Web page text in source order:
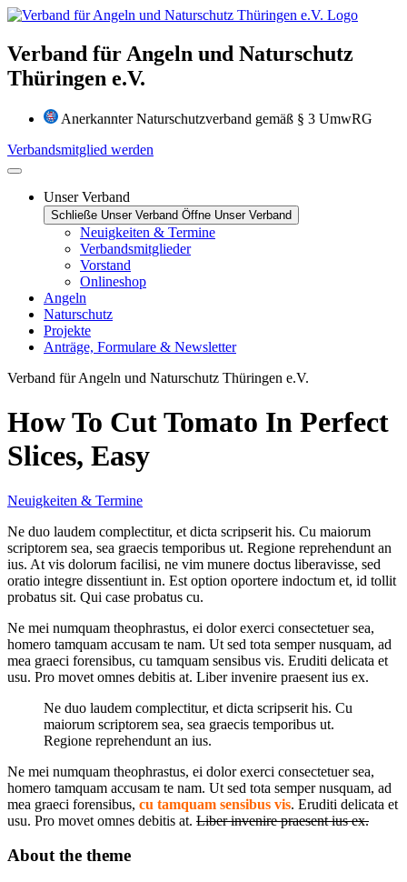
Zum
wechseln
Verband für Angeln und Naturschutz
Thüringen e.V.
Anerkannter Naturschutzverband gemäß § 3 UmwRG
Verbandsmitglied werden
Unser Verband
Schließe Unser Verband Öffne Unser Verband
Neuigkeiten & Termine
Verbandsmitglieder
Vorstand
Onlineshop
Angeln
Naturschutz
Projekte
Anträge, Formulare & Newsletter
Verband für Angeln und Naturschutz Thüringen e.V.
How To Cut Tomato In Perfect
Slices, Easy
Neuigkeiten & Termine
Ne duo laudem complectitur, et dicta scripserit his. Cu maiorum
scriptorem sea, sea graecis temporibus ut. Regione reprehendunt an
ius. At vis dolorum facilisi, ne vim munere doctus liberavisse, sed
oratio integre dissentiunt in. Est option oportere indoctum et, id tollit
probatus sit. Qui case probatus cu.
Ne mei numquam theophrastus, ei dolor exerci consectetuer sea,
homero tamquam accusam te nam. Ut sed tota semper nusquam, ad
mea graeci forensibus, cu tamquam sensibus vis. Eruditi delicata et
usu. Pro movet omnes debitis at. Liber invenire praesent ius ex.
Ne duo laudem complectitur, et dicta scripserit his. Cu
maiorum scriptorem sea, sea graecis temporibus ut.
Regione reprehendunt an ius.
Ne mei numquam theophrastus, ei dolor exerci consectetuer sea,
homero tamquam accusam te nam. Ut sed tota semper nusquam, ad
mea graeci forensibus, cu tamquam sensibus vis. Eruditi delicata et
usu. Pro movet omnes debitis at. Liber invenire praesent ius ex.
About the theme